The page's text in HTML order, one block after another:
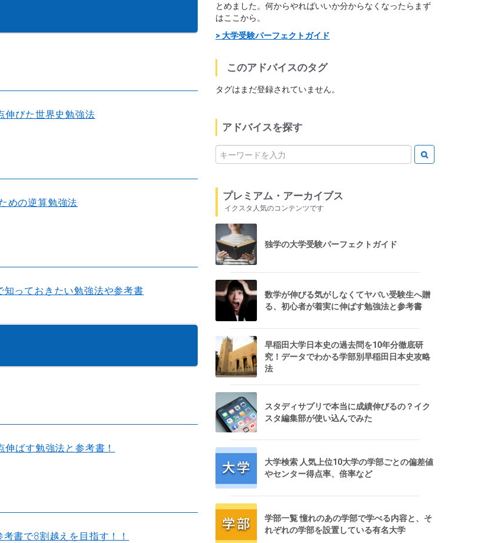
伸びた世界史勉強法
めの逆算勉強法
っておきたい勉強法や参考書
ばす勉強法と参考書！
書で8割越えを目指す！！
とめました。何からやればいいか分からなくなったらまず
はここから。
> 大学受験パーフェクトガイド
このアドバイスのタグ
タグはまだ登録されていません。
アドバイスを探す
プレミアム・アーカイブス
イクスタ人気のコンテンツです
独学の大学受験パーフェクトガイド
数学が伸びる気がしなくてヤバい受験生へ贈
る、初心者が着実に伸ばす勉強法と参考書
早稲田大学日本史の過去問を10年分徹底研
究！データでわかる学部別早稲田日本史攻略
法
スタディサプリで本当に成績伸びるの？イク
スタ編集部が使い込んでみた
大学検索 人気上位10大学の学部ごとの偏差値
やセンター得点率、倍率など
学部一覧 憧れのあの学部で学べる内容と、そ
れぞれの学部を設置している有名大学